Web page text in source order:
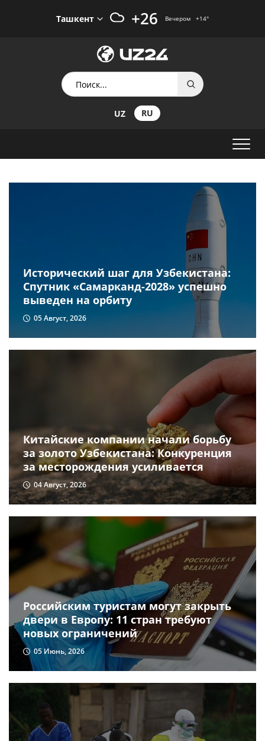
Ташкент +26 Вечером +14°
UZ RU
Исторический шаг для Узбекистана:
Спутник «Самарканд-2028» успешно
выведен на орбиту
05 Август, 2026
Китайские компании начали борьбу
за золото Узбекистана: Конкуренция
за месторождения усиливается
04 Август, 2026
Российским туристам могут закрыть
двери в Европу: 11 стран требуют
новых ограничений
05 Июнь, 2026